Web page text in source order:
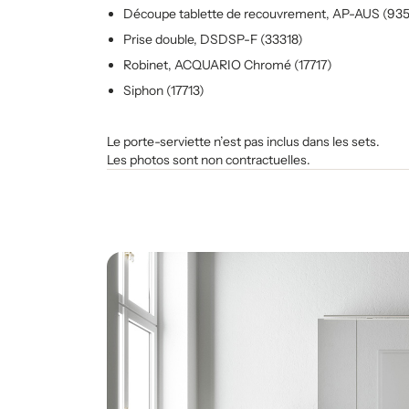
Découpe tablette de recouvrement, AP-AUS
Prise double, DSDSP-F (33318)
Robinet, ACQUARIO Chromé (17717)
Siphon (17713)
Le porte-serviette n’est pas inclus dans les sets.
Les photos sont non contractuelles.